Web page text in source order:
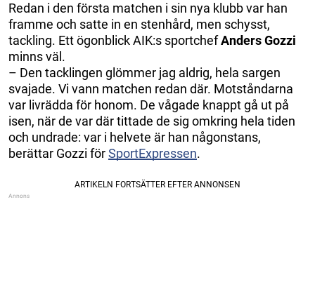
Redan i den första matchen i sin nya klubb var han
framme och satte in en stenhård, men schysst,
tackling. Ett ögonblick AIK:s sportchefAnders Gozzi
minns väl.
– Den tacklingen glömmer jag aldrig, hela sargen
svajade. Vi vann matchen redan där. Motståndarna
var livrädda för honom. De vågade knappt gå ut på
isen, när de var där tittade de sig omkring hela tiden
och undrade: var i helvete är han någonstans,
berättar Gozzi förSportExpressen.